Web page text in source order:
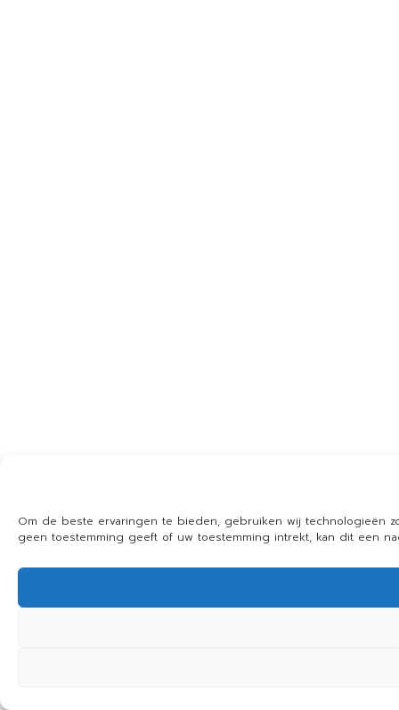
Om de beste ervaringen te bieden, gebruiken wij technologieën
geen toestemming geeft of uw toestemming intrekt, kan dit een